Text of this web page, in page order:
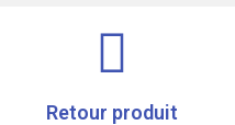
Retour produit